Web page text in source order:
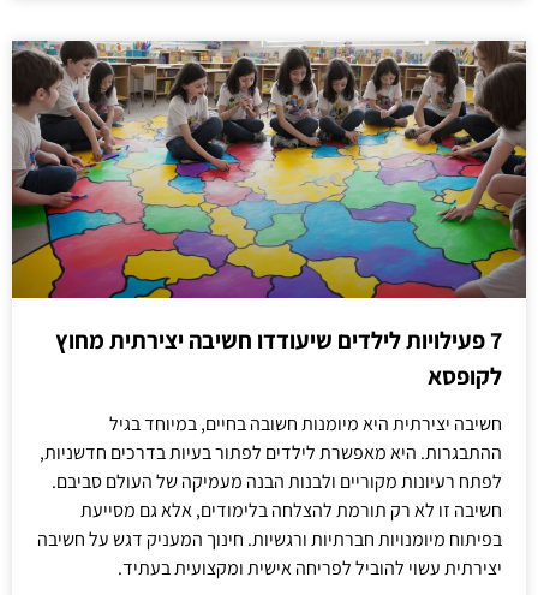
7 פעילויות לילדים שיעודדו חשיבה יצירתית מחוץ
לקופסא
חשיבה יצירתית היא מיומנות חשובה בחיים, במיוחד בגיל
ההתבגרות. היא מאפשרת לילדים לפתור בעיות בדרכים חדשניות,
לפתח רעיונות מקוריים ולבנות הבנה מעמיקה של העולם סביבם.
חשיבה זו לא רק תורמת להצלחה בלימודים, אלא גם מסייעת
בפיתוח מיומנויות חברתיות ורגשיות. חינוך המעניק דגש על חשיבה
יצירתית עשוי להוביל לפריחה אישית ומקצועית בעתיד.